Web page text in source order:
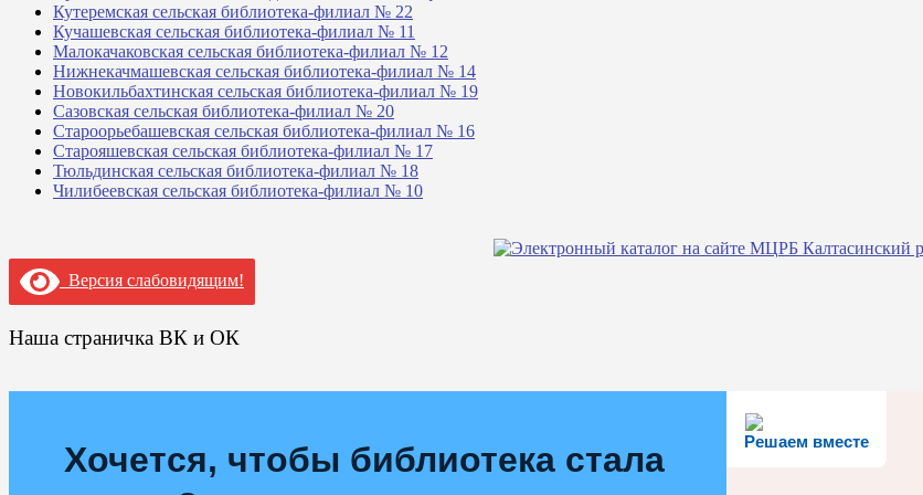
Кутеремская сельская библиотека-филиал № 22
Кучашевская сельская библиотека-филиал № 11
Малокачаковская сельская библиотека-филиал № 12
Нижнекачмашевская сельская библиотека-филиал № 14
Новокильбахтинская сельская библиотека-филиал № 19
Сазовская сельская библиотека-филиал № 20
Староорьебашевская сельская библиотека-филиал № 16
Старояшевская сельская библиотека-филиал № 17
Тюльдинская сельская библиотека-филиал № 18
Чилибеевская сельская библиотека-филиал № 10
Версия слабовидящим!
Наша страничка ВК и ОК
Решаем вместе
Хочется, чтобы библиотека стала